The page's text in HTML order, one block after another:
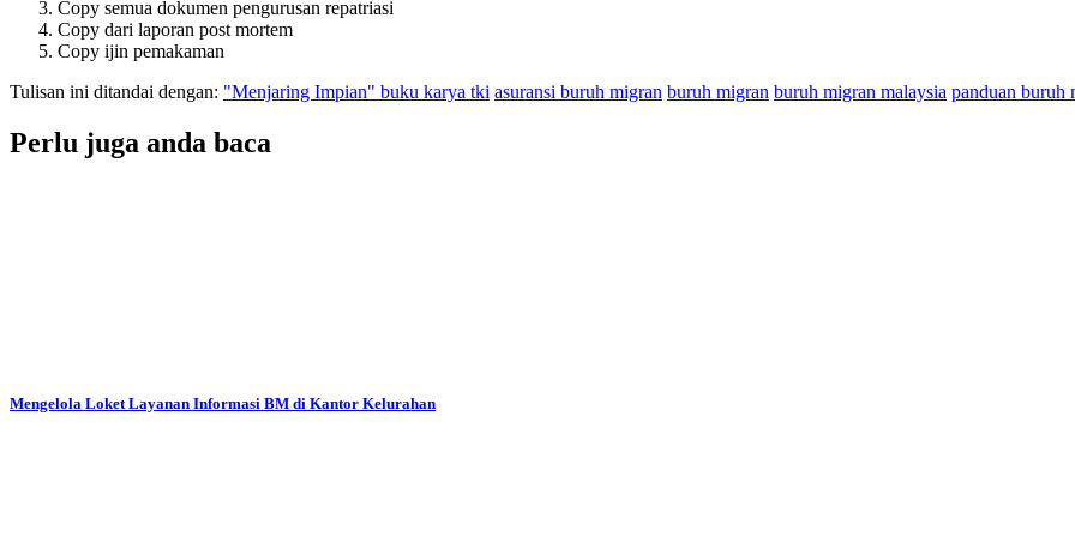
Copy semua dokumen pengurusan repatriasi
Copy dari laporan post mortem
Copy ijin pemakaman
Tulisan ini ditandai dengan: "Menjaring Impian" buku karya tki asuransi buruh migran buruh migran buruh migran malaysia panduan buruh
Perlu juga anda baca
Mengelola Loket Layanan Informasi BM di Kantor Kelurahan